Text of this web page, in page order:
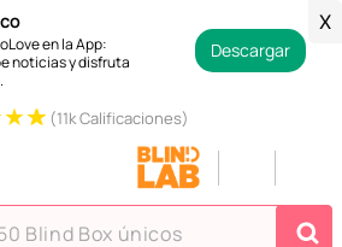
en la App:
noticias y disfruta
Descargar
X
★★ (11k Calificaciones)
Box únicos